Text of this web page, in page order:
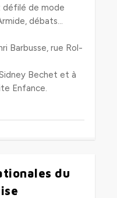
défilé de mode
débats…
Barbusse, rue Rol-
Bechet et à
Enfance.
du